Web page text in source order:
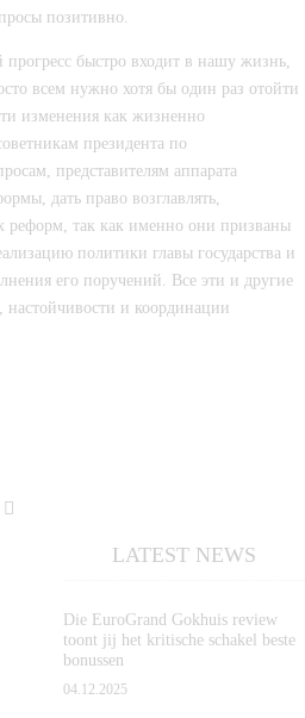
позитивно.
прогресс быстро входит в нашу жизнь,
всем нужно хотя бы один раз отойти
изменения как жизненно
президента по
представителям аппарата
дать право возглавлять,
реформ, так как именно они призваны
политики главы государства и
его поручений. Все эти и другие
настойчивости и координации
LATEST NEWS
Die EuroGrand Gokhuis review
toont jij het kritische schakel beste
bonussen
04.12.2025